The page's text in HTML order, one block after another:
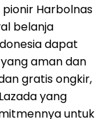
pionir Harbolnas
belanja
dapat
aman dan
gratis ongkir,
yang
untuk